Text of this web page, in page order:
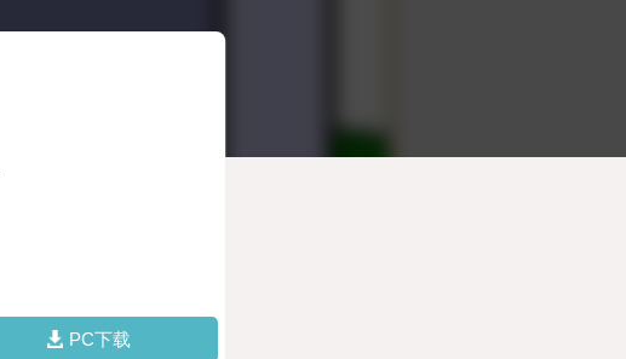
PC下载